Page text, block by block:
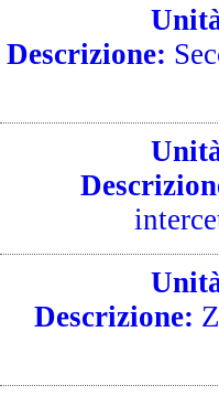
Descrizione:
Descrizione: